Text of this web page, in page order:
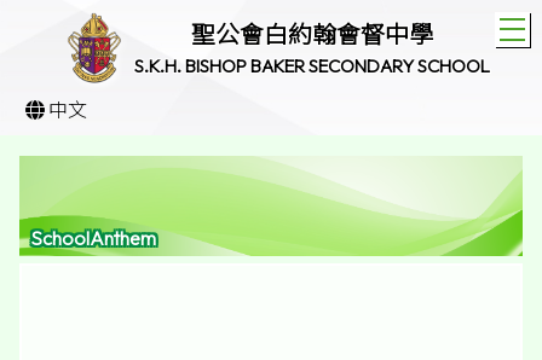
聖公會白約翰會督中學
S.K.H. BISHOP BAKER SECONDARY SCHOOL
中文
SchoolAnthem